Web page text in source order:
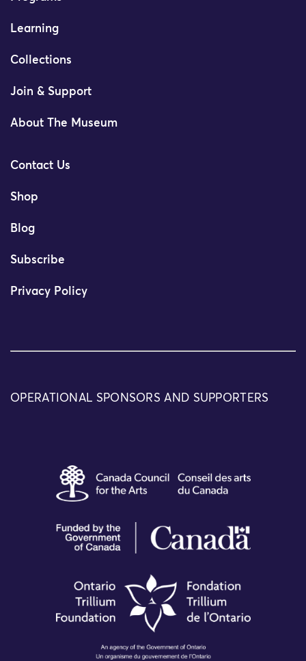
Learning
Collections
Join & Support
About The Museum
Contact Us
Shop
Blog
Subscribe
Privacy Policy
OPERATIONAL SPONSORS AND SUPPORTERS